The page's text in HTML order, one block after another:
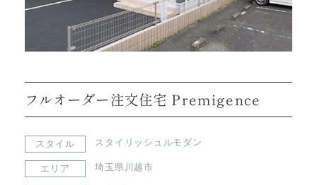
フルオーダー注文住宅 Premigence
スタイル スタイリッシュルモダン
エリア 埼玉県川越市